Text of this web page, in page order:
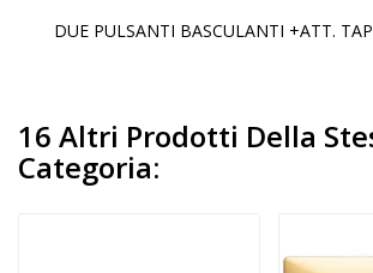
DUE PULSANTI BASCULANTI +ATT.
16 Altri Prodotti Della
Categoria: